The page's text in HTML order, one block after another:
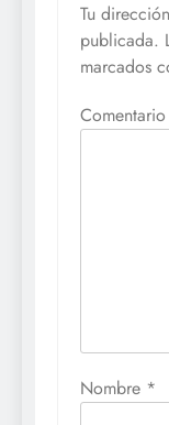
Tu
publicada.
marcados
Comentario
Nombre *